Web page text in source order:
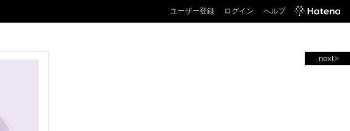
ユーザー登録 ログイン ヘルプ
next>